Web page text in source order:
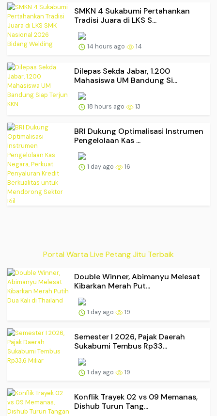
SMKN 4 Sukabumi Pertahankan
Tradisi Juara di LKS S...
14 hours ago 14
Dilepas Sekda Jabar, 1.200
Mahasiswa UM Bandung Si...
18 hours ago 13
BRI Dukung Optimalisasi Instrumen
Pengelolaan Kas ...
1 day ago 16
Portal Warta Live Petang Jitu Terbaik
Double Winner, Abimanyu Melesat
Kibarkan Merah Put...
1 day ago 19
Semester I 2026, Pajak Daerah
Sukabumi Tembus Rp33...
1 day ago 19
Konflik Trayek 02 vs 09 Memanas,
Dishub Turun Tang...